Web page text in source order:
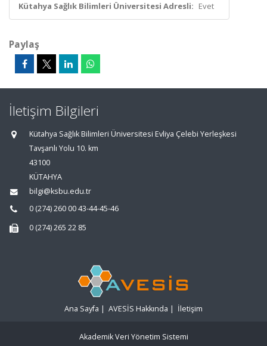
Kütahya Sağlık Bilimleri Üniversitesi Adresli: Evet
Paylaş
İletişim Bilgileri
Kütahya Sağlık Bilimleri Üniversitesi Evliya Çelebi Yerleşkesi
Tavşanlı Yolu 10. km
43100
KÜTAHYA
bilgi@ksbu.edu.tr
0 (274) 260 00 43-44-45-46
0 (274) 265 22 85
Ana Sayfa | AVESİS Hakkında | İletişim
Akademik Veri Yönetim Sistemi